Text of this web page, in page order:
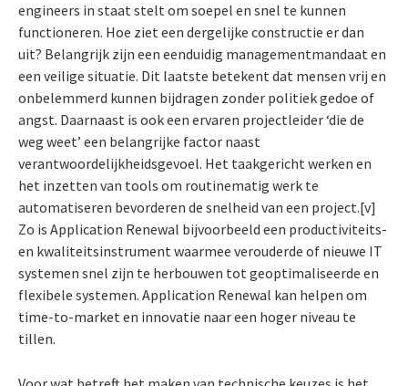
engineers in staat stelt om soepel en snel te kunnen
functioneren. Hoe ziet een dergelijke constructie er dan
uit? Belangrijk zijn een eenduidig managementmandaat en
een veilige situatie. Dit laatste betekent dat mensen vrij en
onbelemmerd kunnen bijdragen zonder politiek gedoe of
angst. Daarnaast is ook een ervaren projectleider ‘die de
weg weet’ een belangrijke factor naast
verantwoordelijkheidsgevoel. Het taakgericht werken en
het inzetten van tools om routinematig werk te
automatiseren bevorderen de snelheid van een project.[v]
Zo is Application Renewal bijvoorbeeld een productiviteits-
en kwaliteitsinstrument waarmee verouderde of nieuwe IT
systemen snel zijn te herbouwen tot geoptimaliseerde en
flexibele systemen. Application Renewal kan helpen om
time-to-market en innovatie naar een hoger niveau te
tillen.